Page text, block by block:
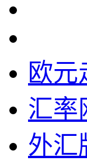
欧元
汇率
外汇